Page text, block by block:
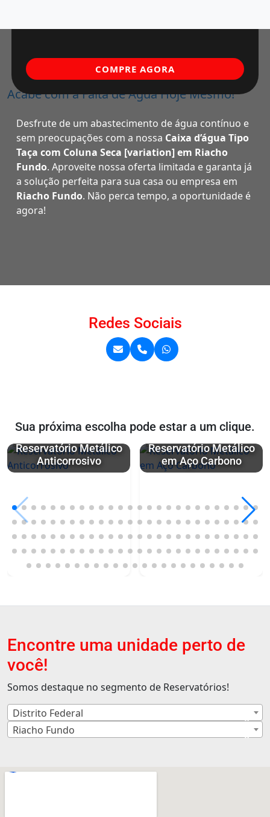
Acabe com a Falta de Água Hoje Mesmo!
Desfrute de um abastecimento de água contínuo e
sem preocupações com a nossa Caixa d’água Tipo
Taça com Coluna Seca [variation] em Riacho
Fundo. Aproveite nossa oferta limitada e garanta já
a solução perfeita para sua casa ou empresa em
Riacho Fundo. Não perca tempo, a oportunidade é
agora!
COMPRE AGORA
Redes Sociais
Sua próxima escolha pode estar a um clique.
Reservatório Metálico
Anticorrosivo
Reservatório Metálico
em Aço Carbono
Encontre uma unidade perto de
você!
Somos destaque no segmento de Reservatórios!
×
Distrito Federal
×
Riacho Fundo